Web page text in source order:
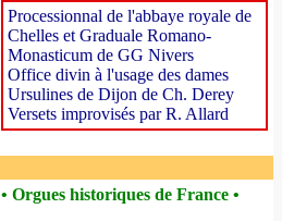
Processionnal de l'abbaye royale de
Chelles et Graduale Romano-
Monasticum de GG Nivers
Office divin à l'usage des dames
Ursulines de Dijon de Ch. Derey
Versets improvisés par R. Allard
• Orgues historiques de France •